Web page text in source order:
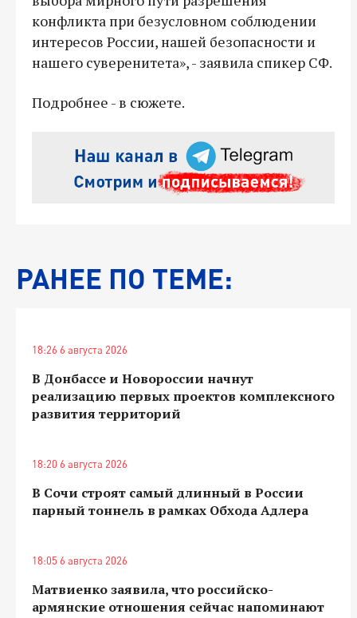
конфликта при безусловном соблюдении
интересов России, нашей безопасности и
нашего суверенитета», - заявила спикер СФ.
Подробнее - в сюжете.
РАНЕЕ ПО ТЕМЕ:
18:26 6 августа 2026
В Донбассе и Новороссии начнут
реализацию первых проектов комплексного
развития территорий
18:20 6 августа 2026
В Сочи строят самый длинный в России
парный тоннель в рамках Обхода Адлера
18:05 6 августа 2026
Матвиенко заявила, что российско-
армянские отношения сейчас напоминают